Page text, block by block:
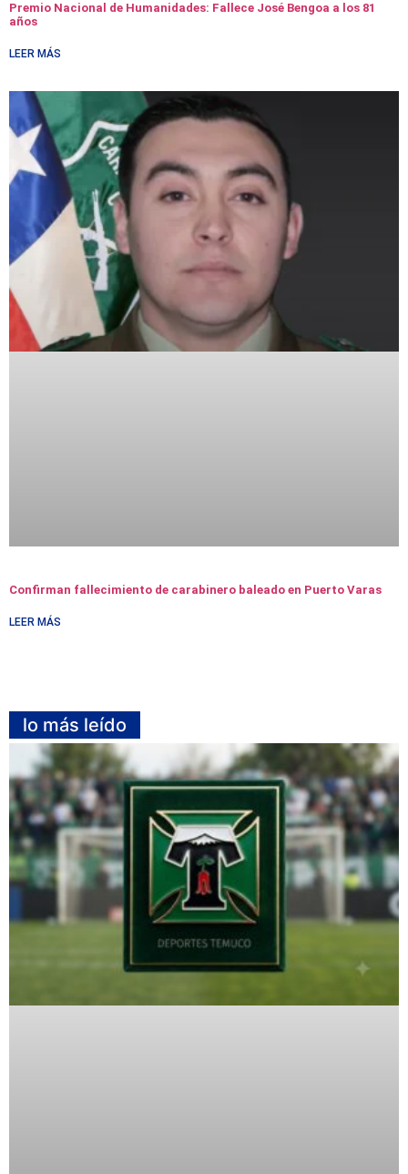
Premio Nacional de Humanidades: Fallece José Bengoa a los 81
años
LEER MÁS
Confirman fallecimiento de carabinero baleado en Puerto Varas
LEER MÁS
lo más leído